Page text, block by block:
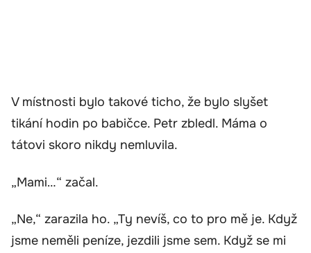
V místnosti bylo takové ticho, že bylo slyšet
tikání hodin po babičce. Petr zbledl. Máma o
tátovi skoro nikdy nemluvila.
„Mami…“ začal.
„Ne,“ zarazila ho. „Ty nevíš, co to pro mě je. Když
jsme neměli peníze, jezdili jsme sem. Když se mi